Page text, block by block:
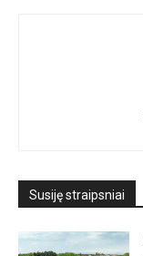
Susiję straipsniai